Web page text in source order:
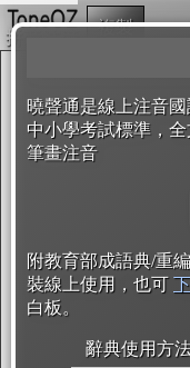
曉聲通是線上注音
中小學考試標準，
筆畫注音
附教育部成語典/重
裝線上使用，也可
白板。
辭典使用方
複製